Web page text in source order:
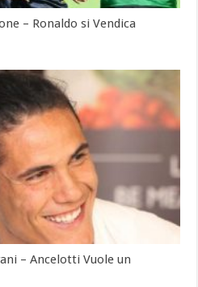
– Ronaldo si Vendica
– Ancelotti Vuole un